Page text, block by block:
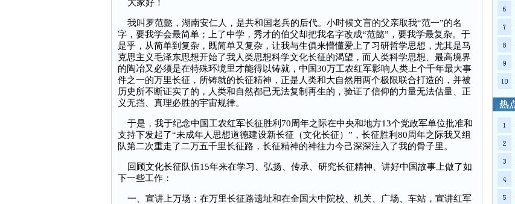
大家好！
我叫罗范懿，湖南安仁人，是共和国老兵的后代。小时候文盲的父亲取我“范一”的名
字，要我学会最简单；上了中学，秀才的伯父却把我名字改成“范懿”，要我学最复杂。于
是乎，从简单到复杂，既简单又复杂，让我与生俱来懵懂爱上了习研哲学思想，尤其是马
克思主义毛泽东思想开始了我人类思想科学文化长征的渴望，而人类科学思想、最高境界
的陶冶又必须是在特殊环境里才能得以铸就，中国30万工农红军影响人类上个千年最大事
件之一的万里长征，所铸就的长征精神，正是人类和大自然用两个极限联合打造的，并被
历史所不断证实了的，人类和自然都已无法复制再生的，验证了信仰的力量无法估量、正
义无挡、真理必胜的宇宙规律。
于是，我于纪念中国工农红军长征胜利70周年之际在中央和地方13个党政军单位批准和
支持下发起了“未成年人思想道德建设新长征（文化长征）”，长征胜利80周年之际我又组
队第二次重走了二万五千里长征路，长征精神的神往力今己深深注入了我的骨子里。
回顾文化长征队伍15年来在学习、弘扬、传承、研究长征精神、讲好中国故事上做了如
下一些工作：
一、宣讲上万场：在万里长征路遗址和在全国大中院校、机关、广场、车站，宣讲红军